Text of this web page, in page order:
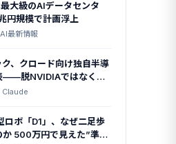
大級のAIデータセンタ
円規模で計画浮上
最新情報
、クロード向け独自半導
——脱NVIDIAではなく
一手
ロボ「D1」、なぜ二足歩
か 500万円で見えた”準国